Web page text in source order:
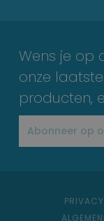
Wens je op
onze
producten,